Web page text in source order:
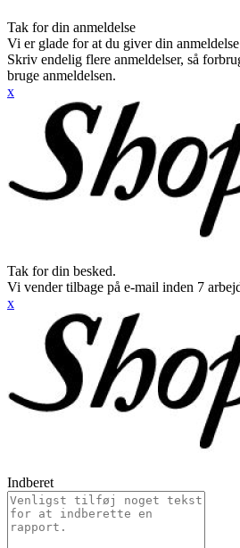
Tak for din anmeldelse
Vi er glade for at du giver din
Skriv endelig flere anmeldelser, så
bruge anmeldelsen.
x
Tak for din besked.
Vi vender tilbage på e-mail inden 7
x
Indberet